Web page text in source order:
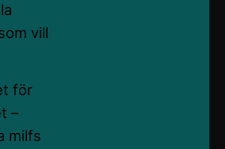
vill
för
–
milfs